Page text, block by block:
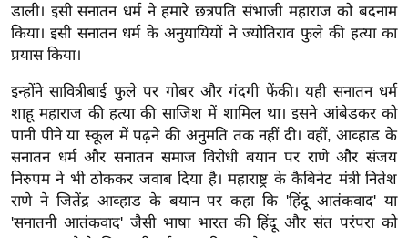
ब्री
फ
म
नो
रं
ज
न
ज
ग
त
डाली। इसी सनातन धर्म ने हमारे छत्रपति संभाजी महाराज को बदनाम
किया। इसी सनातन धर्म के अनुयायियों ने ज्योतिराव फुले की हत्या का
प्रयास किया।
इन्होंने सावित्रीबाई फुले पर गोबर और गंदगी फेंकी। यही सनातन धर्म
शाहू महाराज की हत्या की साजिश में शामिल था। इसने आंबेडकर को
पानी पीने या स्कूल में पढ़ने की अनुमति तक नहीं दी। वहीं, आव्हाड के
सनातन धर्म और सनातन समाज विरोधी बयान पर राणे और संजय
निरुपम ने भी ठोककर जवाब दिया है। महाराष्ट्र के कैबिनेट मंत्री नितेश
राणे ने जितेंद्र आव्हाड के बयान पर कहा कि 'हिंदू आतंकवाद' या
'सनातनी आतंकवाद' जैसी भाषा भारत की हिंदू और संत परंपरा को